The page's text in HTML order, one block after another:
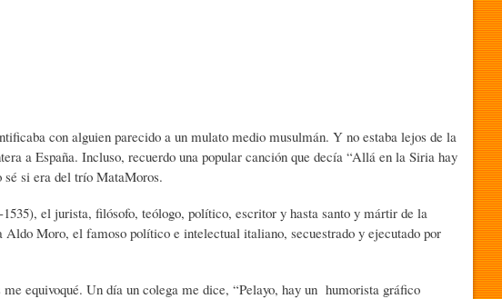
con alguien parecido a un mulato medio musulmán. Y no estaba lejos de la
a España. Incluso, recuerdo una popular canción que decía “Allá en la Siria hay
si era del trío MataMoros.
el jurista, filósofo, teólogo, político, escritor y hasta santo y mártir de la
Moro, el famoso político e intelectual italiano, secuestrado y ejecutado por
equivoqué. Un día un colega me dice, “Pelayo, hay un humorista gráfico